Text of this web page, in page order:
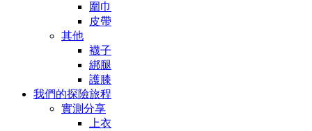
圍巾
皮帶
其他
襪子
綁腿
護膝
我們的探險旅程
實測分享
上衣